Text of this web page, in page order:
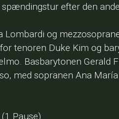
efter den
Lombardi og
tenoren Duke Kim og
Basbarytonen Gerald
med sopranen Ana
Pause)